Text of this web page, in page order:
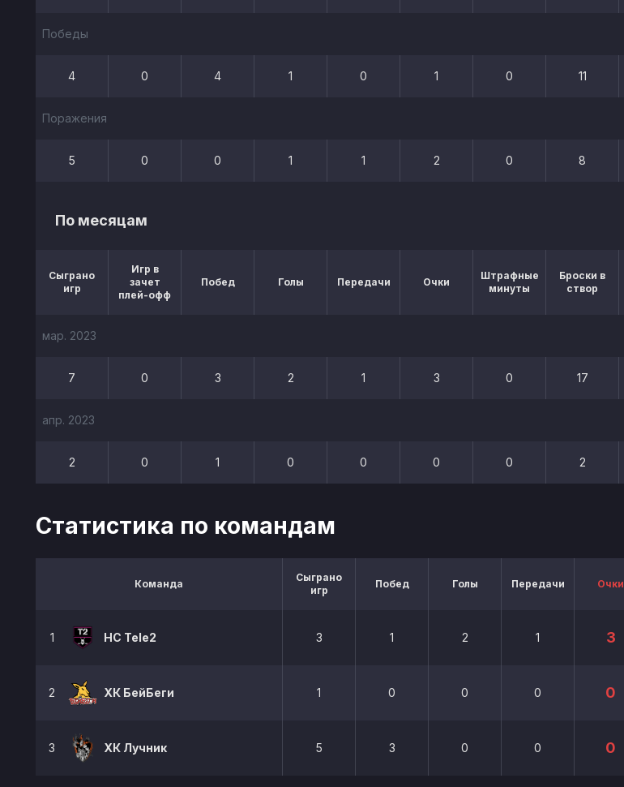
Победы
4 0 4 1 0 1 0 11
Поражения
5 0 0 1 1 2 0 8
По месяцам
Сыграно
игр
Игр в
зачет
плей-офф
Побед Голы Передачи Очки
Штрафные
минуты
Броски в
створ
мар. 2023
7 0 3 2 1 3 0 17
апр. 2023
2 0 1 0 0 0 0 2
Статистика по командам
Команда
Сыграно
игр
Побед Голы Передачи Очки
1 HC Tele2 3 1 2 1 3
2 ХК БейБеги 1 0 0 0 0
3 ХК Лучник 5 3 0 0 0